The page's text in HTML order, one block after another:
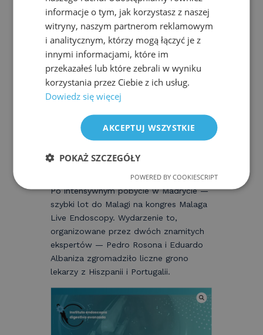
Po intensywnym pobycie w Madrycie —
szybki lot do Malagi na kongres Malaga
Live Endoscopy. Wydarzenie to,
organizowane przez dwóch znamitych
ekspertów — Pedro Rosona i Eduardo
Albaniza zgromadziło liczne grono
lekarzy z Hiszpanii i Portugalii.
informacje o tym, jak korzystasz z naszej
witryny, naszym partnerom reklamowym
i analitycznym, którzy mogą łączyć je z
innymi informacjami, które im
przekazałeś lub które zebrali w wyniku
korzystania przez Ciebie z ich usług.
Dowiedz się więcej
AKCEPTUJ WSZYSTKIE
POKAŻ SZCZEGÓŁY
POWERED BY COOKIESCRIPT